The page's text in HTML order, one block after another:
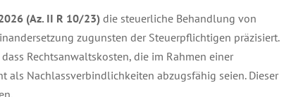
(Az. II R 10/23) die steuerliche Behandlung von
zugunsten der Steuerpflichtigen präzisiert.
Rechtsanwaltskosten, die im Rahmen einer
als Nachlassverbindlichkeiten abzugsfähig seien. Dieser